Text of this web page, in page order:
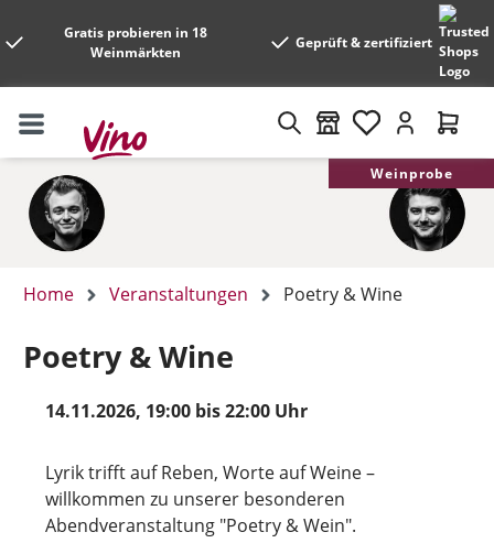
Gratis probieren in 18
Weinmärkten
Geprüft & zertifiziert
Weinprobe
Home Veranstaltungen Poetry & Wine
Poetry & Wine
14.11.2026, 19:00 bis 22:00 Uhr
Lyrik trifft auf Reben, Worte auf Weine –
willkommen zu unserer besonderen
Abendveranstaltung "Poetry & Wein".